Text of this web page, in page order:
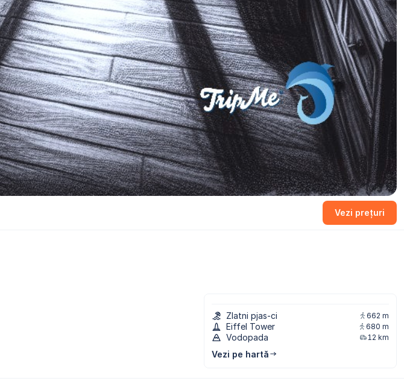
Vezi prețuri
Zlatni pjas-ci 662 m
Eiffel Tower 680 m
Vodopada 12 km
Vezi pe hartă